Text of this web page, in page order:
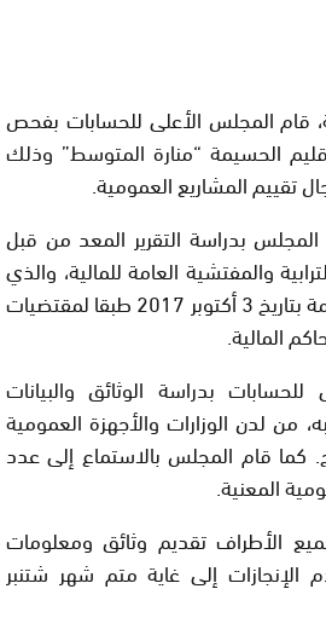
قام المجلس الأعلى للحسابات بفحص
الحسيمة “منارة المتوسط” وذلك
تقييم المشاريع العمومية.
بدراسة التقرير المعد من قبل
والمفتشية العامة للمالية، والذي
تسلمه المجلس من الحكومة بتاريخ 3 أكتوبر 2017 طبقا لمقتضيات
بدراسة الوثائق والبيانات
من لدن الوزارات والأجهزة العمومية
كما قام المجلس بالاستماع إلى عدد
المعنية.
الأطراف تقديم وثائق ومعلومات
إلى غاية متم شهر شتنبر